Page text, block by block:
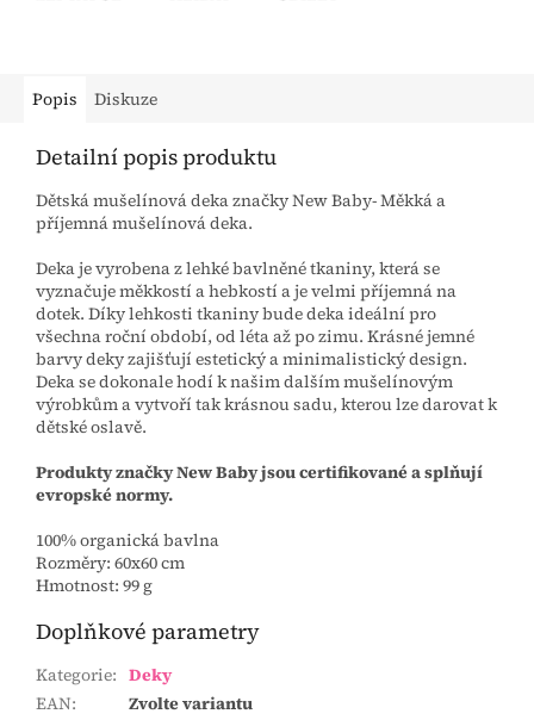
Popis Diskuze
Detailní popis produktu
Dětská mušelínová deka značky New Baby- Měkká a
příjemná mušelínová deka.
Deka je vyrobena z lehké bavlněné tkaniny, která se
vyznačuje měkkostí a hebkostí a je velmi příjemná na
dotek. Díky lehkosti tkaniny bude deka ideální pro
všechna roční období, od léta až po zimu. Krásné jemné
barvy deky zajišťují estetický a minimalistický design.
Deka se dokonale hodí k našim dalším mušelínovým
výrobkům a vytvoří tak krásnou sadu, kterou lze darovat k
dětské oslavě.
Produkty značky New Baby jsou certifikované a splňují
evropské normy.
100% organická bavlna
Rozměry: 60x60 cm
Hmotnost: 99 g
Doplňkové parametry
Kategorie: Deky
EAN: Zvolte variantu